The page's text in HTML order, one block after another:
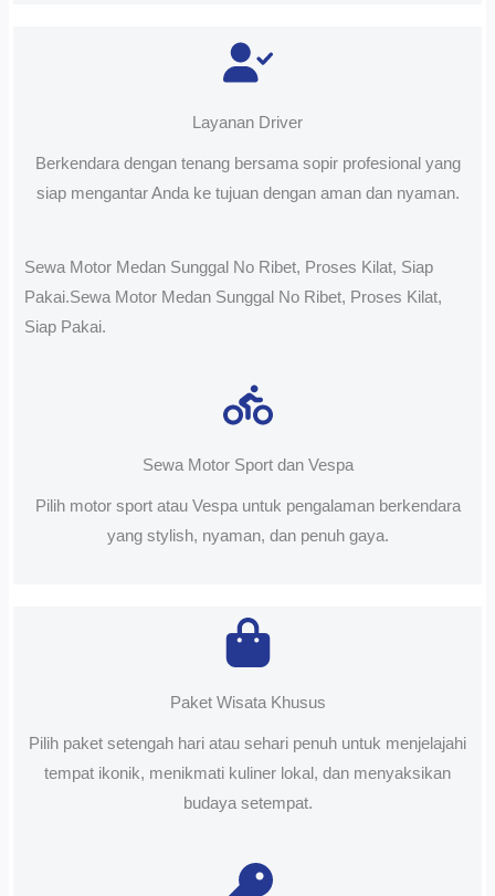
Layanan Driver
Berkendara dengan tenang bersama sopir profesional yang
siap mengantar Anda ke tujuan dengan aman dan nyaman.
Sewa Motor Medan Sunggal No Ribet, Proses Kilat, Siap
Pakai.Sewa Motor Medan Sunggal No Ribet, Proses Kilat,
Siap Pakai.
Sewa Motor Sport dan Vespa
Pilih motor sport atau Vespa untuk pengalaman berkendara
yang stylish, nyaman, dan penuh gaya.
Paket Wisata Khusus
Pilih paket setengah hari atau sehari penuh untuk menjelajahi
tempat ikonik, menikmati kuliner lokal, dan menyaksikan
budaya setempat.